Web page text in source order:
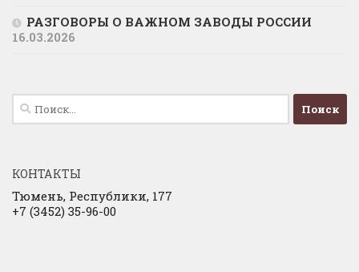
РАЗГОВОРЫ О ВАЖНОМ ЗАВОДЫ РОССИИ
16.03.2026
Найти:
КОНТАКТЫ
Тюмень, Республики, 177
+7 (3452) 35-96-00